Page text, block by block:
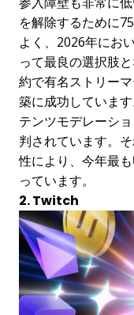
を解除するために
よく、2026年にお
って最良の選択肢
約で有名ストリー
築に成功していま
テンツモデレーシ
判されています。
性により、今年最
っています。
2. Twitch